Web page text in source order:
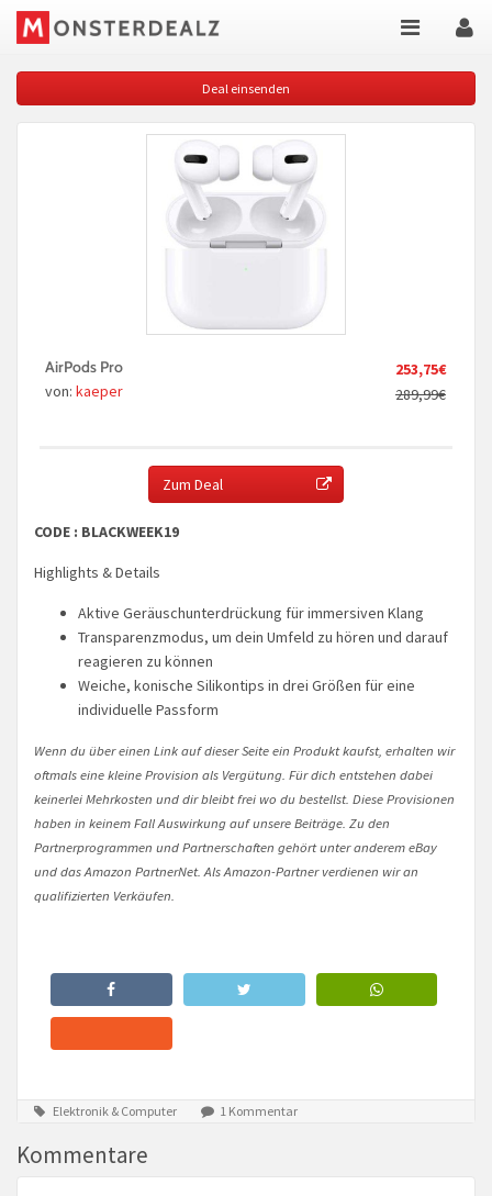
Deal einsenden
253,75€
289,99€
AirPods Pro
von: kaeper
Zum Deal
CODE : BLACKWEEK19
Highlights & Details
Aktive Geräuschunterdrückung für immersiven Klang
Transparenzmodus, um dein Umfeld zu hören und darauf
reagieren zu können
Weiche, konische Silikontips in drei Größen für eine
individuelle Passform
Wenn du über einen Link auf dieser Seite ein Produkt kaufst, erhalten wir
oftmals eine kleine Provision als Vergütung. Für dich entstehen dabei
keinerlei Mehrkosten und dir bleibt frei wo du bestellst. Diese Provisionen
haben in keinem Fall Auswirkung auf unsere Beiträge. Zu den
Partnerprogrammen und Partnerschaften gehört unter anderem eBay
und das Amazon PartnerNet. Als Amazon-Partner verdienen wir an
qualifizierten Verkäufen.
Elektronik & Computer 1 Kommentar
Kommentare